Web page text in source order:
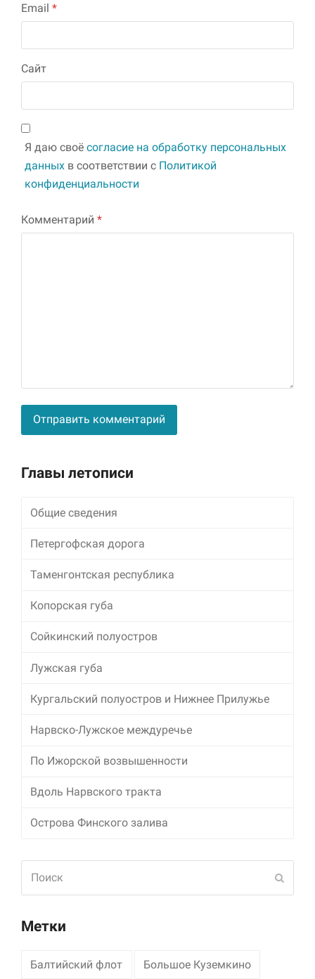
Email *
Сайт
Я даю своё согласие на обработку персональных
данных в соответствии с Политикой
конфиденциальности
Комментарий *
Главы летописи
Общие сведения
Петергофская дорога
Таменгонтская республика
Копорская губа
Сойкинский полуостров
Лужская губа
Кургальский полуостров и Нижнее Прилужье
Нарвско-Лужское междуречье
По Ижорской возвышенности
Вдоль Нарвского тракта
Острова Финского залива
Метки
Балтийский флот Большое Куземкино